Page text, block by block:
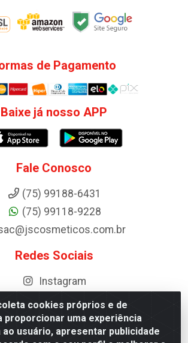
cookies próprios e de
proporcionar uma experiência
usuário, apresentar publicidade
de Pagamento
Baixe já nosso APP
Fale Conosco
(75) 99188-6431
(75) 99118-9228
Redes Sociais
Instagram
Cosméticos Antoneto LTDA - BA-052,